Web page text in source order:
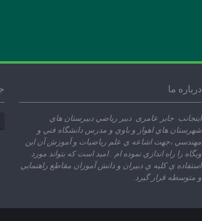
درباره ما
اينجانب جابر عامری دبير رياضي دبيرستان هاي
شهرستان هاي اهواز و باوي و مدرس دانشگاه فني و
مهندسي ،‌جهت اشاعه ي علم رياضيات و آموزش آن اين
وبگاه را راه اندازي نموده ام . اميد است كه بتواند مورد
استفاده ي كليه ي دبيران و دانش آموزان مقاطع راهنمايي
و متوسطه قرار گيرد.